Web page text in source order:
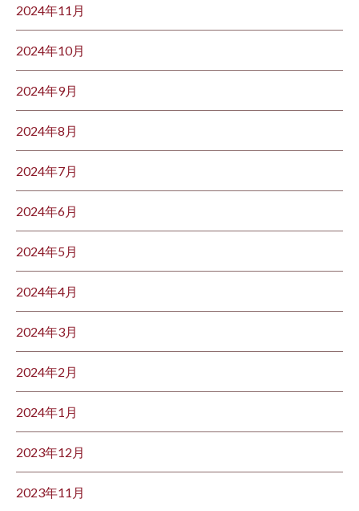
2024年11月
2024年10月
2024年9月
2024年8月
2024年7月
2024年6月
2024年5月
2024年4月
2024年3月
2024年2月
2024年1月
2023年12月
2023年11月